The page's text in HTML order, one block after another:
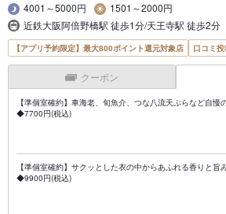
4001～5000円
1501～2000円
近鉄大阪阿倍野橋駅 徒歩1分/天王寺駅 徒歩2分
【アプリ予約限定】最大800ポイント還元対象店 口コミ
クーポン
【準個室確約】車海老、旬魚介、つな八流天ぷらなど自慢
◆7700円(税込)
【準個室確約】サクッとした衣の中からあふれる香りと旨
◆9900円(税込)